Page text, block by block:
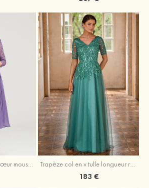
Robe trapèze cache cœur mousseline longueur mollet robe de mère de la mariée avec plissé veste Trapèze col en v tulle longueur ras du sol robe de mère de la mariée avec perles paillettes
183 €